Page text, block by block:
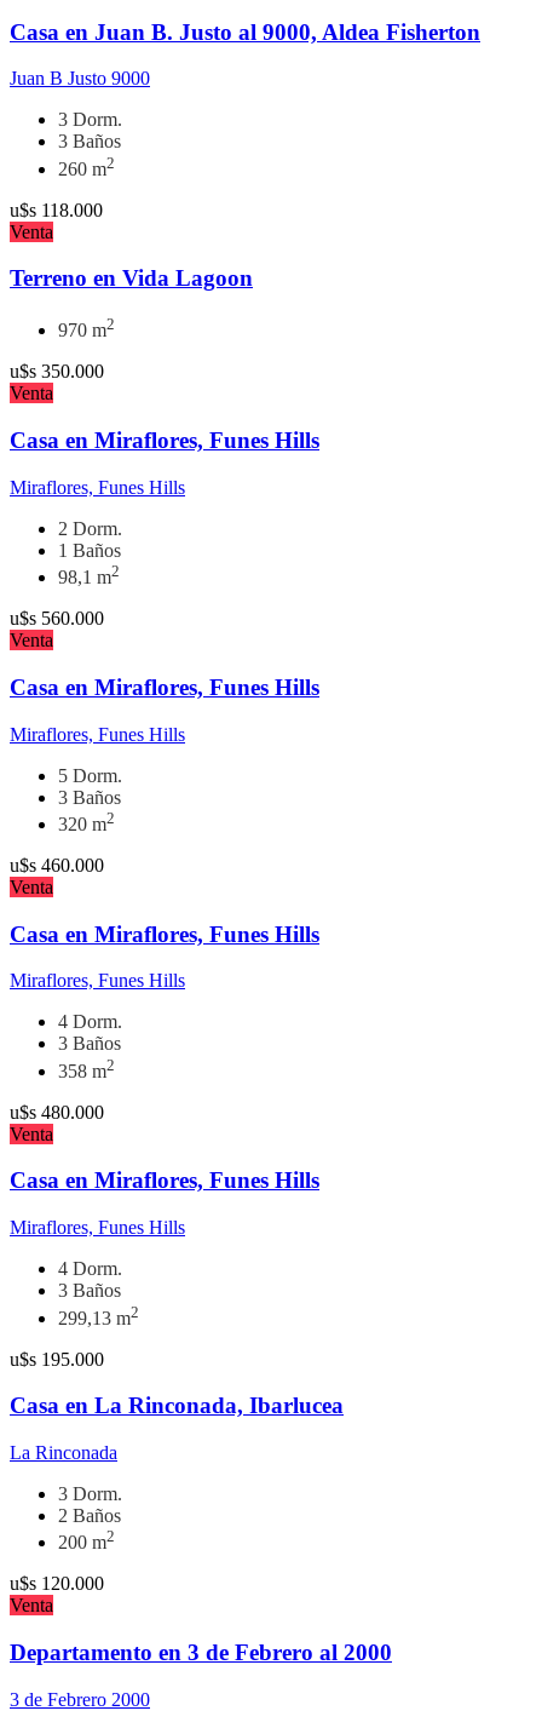
Casa en Juan B. Justo al 9000, Aldea Fisherton
Juan B Justo 9000
3 Dorm.
3 Baños
260 m2
u$s 118.000
Venta
Terreno en Vida Lagoon
970 m2
u$s 350.000
Venta
Casa en Miraflores, Funes Hills
Miraflores, Funes Hills
2 Dorm.
1 Baños
98,1 m2
u$s 560.000
Venta
Casa en Miraflores, Funes Hills
Miraflores, Funes Hills
5 Dorm.
3 Baños
320 m2
u$s 460.000
Venta
Casa en Miraflores, Funes Hills
Miraflores, Funes Hills
4 Dorm.
3 Baños
358 m2
u$s 480.000
Venta
Casa en Miraflores, Funes Hills
Miraflores, Funes Hills
4 Dorm.
3 Baños
299,13 m2
u$s 195.000
Casa en La Rinconada, Ibarlucea
La Rinconada
3 Dorm.
2 Baños
200 m2
u$s 120.000
Venta
Departamento en 3 de Febrero al 2000
3 de Febrero 2000